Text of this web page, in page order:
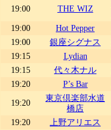
19:00 THE WIZ
19:00
Hot Pepper
19:00
銀座シグナス
19:15
Lydian
19:15
代々木ナル
19:20
P’s Bar
19:20
東京倶楽部水道
橋店
19:20
上野アリエス